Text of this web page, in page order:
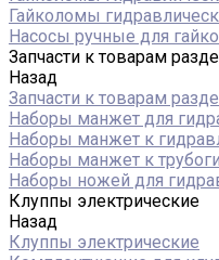
Гайколомы
Насосы ручные для
Запчасти к товарам
Назад
Запчасти к товарам
Наборы манжет для
Наборы манжет к
Наборы манжет к
Наборы ножей для
Клуппы электрические
Назад
Клуппы электрические